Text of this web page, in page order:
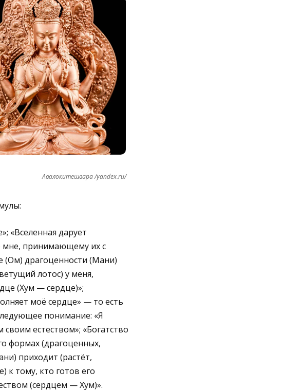
Авалокитешвара /yandex.ru/
«Вселенная дарует
мне, принимающему их с
(Ом) драгоценности (Мани)
лотос) у меня,
(Хум — сердце)»;
моё сердце» — то есть
понимание: «Я
естеством»; «Богатство
формах (драгоценных,
приходит (растёт,
тому, кто готов его
(сердцем — Хум)».